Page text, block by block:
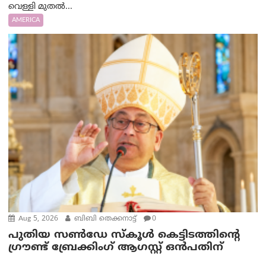
വെള്ളി മുതൽ...
AMERICA
Aug 5, 2026 ബിബി തെക്കനാട്ട് 0
പുതിയ സൺഡേ സ്കൂൾ കെട്ടിടത്തിന്റെ
ഗ്രൗണ്ട് ബ്രേക്കിംഗ് ആഗസ്റ്റ് ഒൻപതിന്